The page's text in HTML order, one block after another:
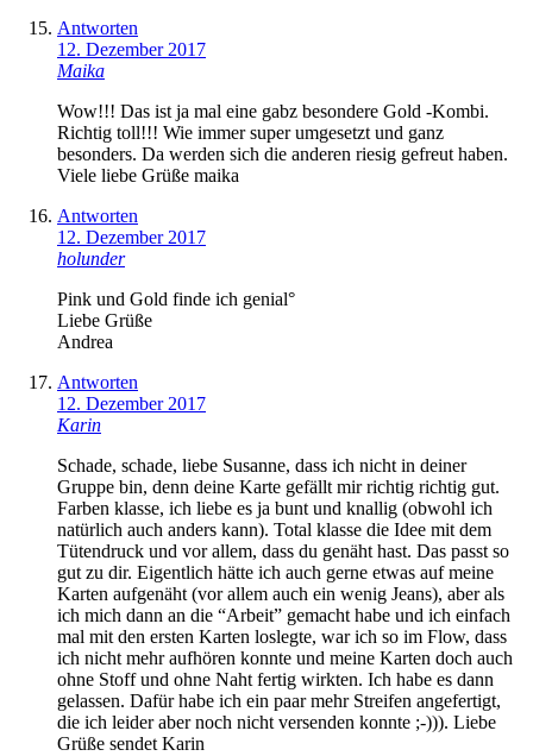
Antworten
12. Dezember 2017
Maika
Wow!!! Das ist ja mal eine gabz besondere Gold -Kombi.
Richtig toll!!! Wie immer super umgesetzt und ganz
besonders. Da werden sich die anderen riesig gefreut haben.
Viele liebe Grüße maika
Antworten
12. Dezember 2017
holunder
Pink und Gold finde ich genial°
Liebe Grüße
Andrea
Antworten
12. Dezember 2017
Karin
Schade, schade, liebe Susanne, dass ich nicht in deiner
Gruppe bin, denn deine Karte gefällt mir richtig richtig gut.
Farben klasse, ich liebe es ja bunt und knallig (obwohl ich
natürlich auch anders kann). Total klasse die Idee mit dem
Tütendruck und vor allem, dass du genäht hast. Das passt so
gut zu dir. Eigentlich hätte ich auch gerne etwas auf meine
Karten aufgenäht (vor allem auch ein wenig Jeans), aber als
ich mich dann an die “Arbeit” gemacht habe und ich einfach
mal mit den ersten Karten loslegte, war ich so im Flow, dass
ich nicht mehr aufhören konnte und meine Karten doch auch
ohne Stoff und ohne Naht fertig wirkten. Ich habe es dann
gelassen. Dafür habe ich ein paar mehr Streifen angefertigt,
die ich leider aber noch nicht versenden konnte ;-))). Liebe
Grüße sendet Karin